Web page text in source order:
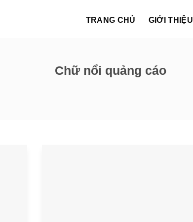
TRANG CHỦ GIỚI THIỆU
Chữ nổi quảng cáo